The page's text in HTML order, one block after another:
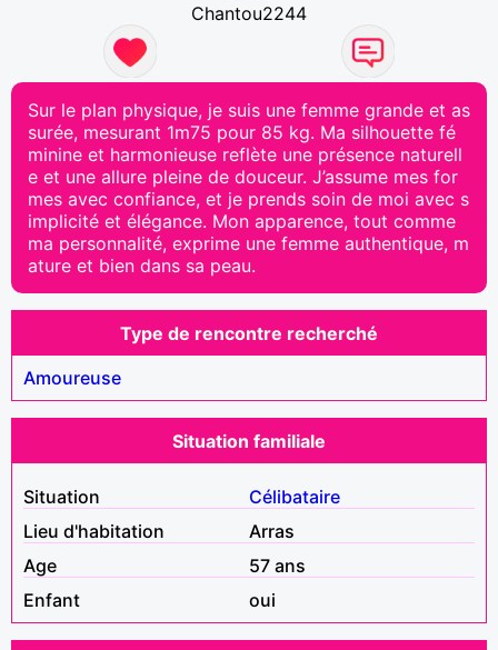
Chantou2244
Sur le plan physique, je suis une femme grande et as
surée, mesurant 1m75 pour 85 kg. Ma silhouette fé
minine et harmonieuse reflète une présence naturell
e et une allure pleine de douceur. J’assume mes for
mes avec confiance, et je prends soin de moi avec s
implicité et élégance. Mon apparence, tout comme
ma personnalité, exprime une femme authentique, m
ature et bien dans sa peau.
Type de rencontre recherché
Amoureuse
Situation familiale
Situation
Célibataire
Lieu d'habitation
Arras
Age
57 ans
Enfant
oui